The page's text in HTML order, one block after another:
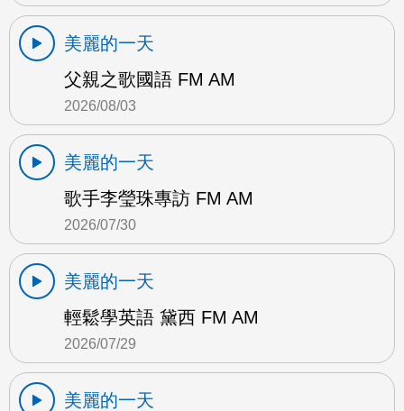
美麗的一天
父親之歌國語 FM AM
2026/08/03
美麗的一天
歌手李瑩珠專訪 FM AM
2026/07/30
美麗的一天
輕鬆學英語 黛西 FM AM
2026/07/29
美麗的一天